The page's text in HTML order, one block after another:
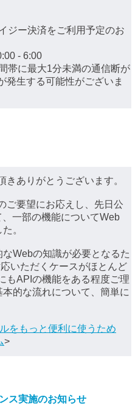
ジー決済をご利用予定のお
- 6:00
帯に最大1分未満の通信断が
発生する可能性がございま
ありがとうございます。
ご要望にお応えし、先日公
一部の機能についてWeb
。
Webの知識が必要となるた
いただくケースがほとんど
もAPIの機能をある程度ご理
的な流れについて、簡単に
をもっと便利に使うため
>
ス実施のお知らせ